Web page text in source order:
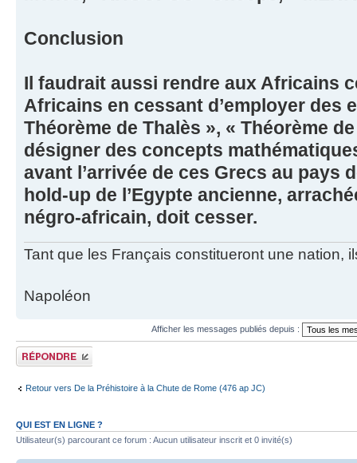
Conclusion
Il faudrait aussi rendre aux Africains
Africains en cessant d’employer des
Théorème de Thalès », « Théorème
désigner des concepts
avant l’arrivée de ces Grecs au pays
hold-up de l’Egypte ancienne,
négro-africain, doit cesser.
Tant que les Français constitueront une nation,
Napoléon
Afficher les messages publiés depuis :
Publier une
réponse
Retour vers De la Préhistoire à la Chute de Rome (476 ap JC)
QUI EST EN LIGNE ?
Utilisateur(s) parcourant ce forum : Aucun utilisateur inscrit et 0 invité(s)